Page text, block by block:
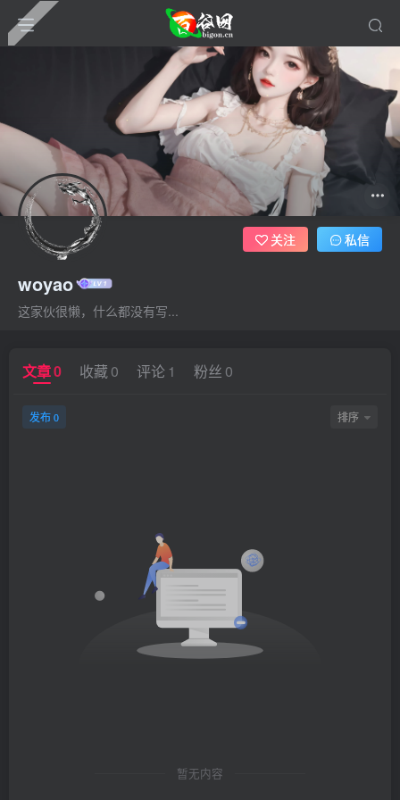
woyao
这家伙很懒，什么都没有写...
关注 私信
文章0 收藏 0 评论 1 粉丝 0
发布 0 排序
暂无内容